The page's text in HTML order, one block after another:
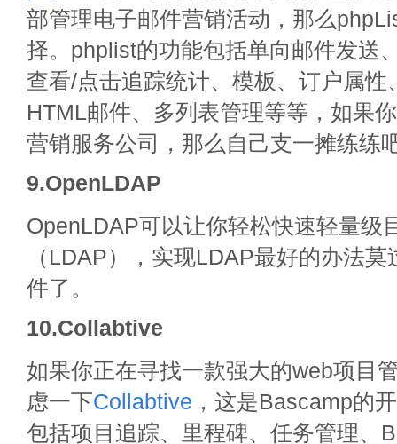
部管理电子邮件营销活动，那么
择。phplist的功能包括单向邮件发送
查看/点击追踪统计、模板、订户属性
HTML邮件、多列表管理等等，如果
营销服务公司，那么自己支一摊练练
9.OpenLDAP
OpenLDAP可以让你轻松快速轻量级
（LDAP），实现LDAP最好的办法
件了。
10.Collabtive
如果你正在寻找一款强大的web项目
虑一下Collabtive ，这是Bascamp的
包括项目追踪、里程碑、任务管理、